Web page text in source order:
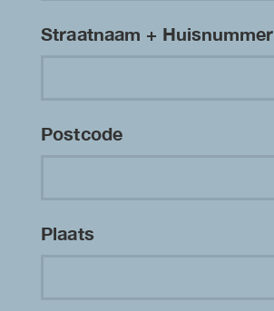
Straatnaam + Huisnummer
Postcode
Plaats